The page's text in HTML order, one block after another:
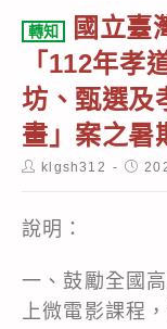
轉知
國立臺
「112年孝
坊、甄選及
畫」案之暑
Postklgsh312
Post
說明：
一、鼓勵全國
上微電影課程